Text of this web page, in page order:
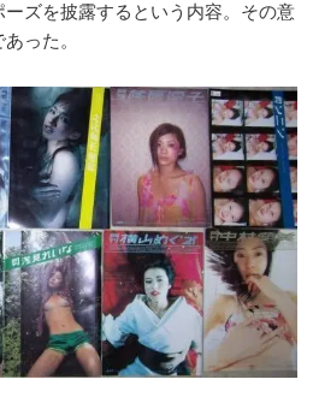
ーズを披露するという内容。その意
った。